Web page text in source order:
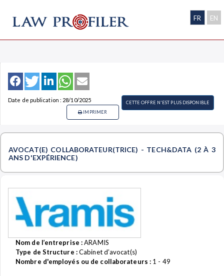
FR EN
Date de publication : 28/10/2025
CETTE OFFRE N'EST PLUS DISPONIBLE
IMPRIMER
AVOCAT(E) COLLABORATEUR(TRICE) - TECH&DATA (2 À 3
ANS D'EXPÉRIENCE)
Nom de l’entreprise :ARAMIS
Type de Structure :Cabinet d’avocat(s)
Nombre d'employés ou de collaborateurs : 1 - 49